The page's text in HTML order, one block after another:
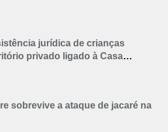
jurídica de crianças
privado ligado à Casa
sobrevive a ataque de jacaré na